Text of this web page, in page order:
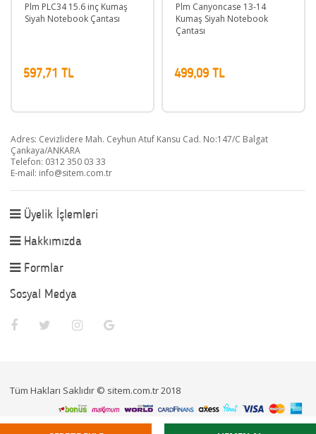
Plm PLC34 15.6 inç Kumaş
Siyah Notebook Çantası
597,71 TL
Plm Canyoncase 13-14
Kumaş Siyah Notebook
Çantası
499,09 TL
Adres: Cevizlidere Mah. Ceyhun Atuf Kansu Cad. No:147/C Balgat
Çankaya/ANKARA
Telefon: 0312 350 03 33
E-mail: info@sitem.com.tr
Üyelik İşlemleri
Hakkımızda
Formlar
Sosyal Medya
Tüm Hakları Saklıdır © sitem.com.tr 2018